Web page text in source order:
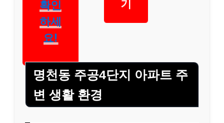
하세
요!
명천동 주공4단지 아파트 주
변 생활 환경